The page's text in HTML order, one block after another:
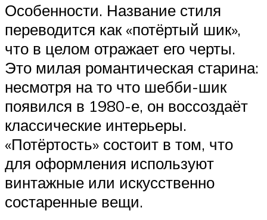
Особенности. Название стиля
переводится как «потёртый шик»,
что в целом отражает его черты.
Это милая романтическая старина:
несмотря на то что шебби-шик
появился в 1980-е, он воссоздаёт
классические интерьеры.
«Потёртость» состоит в том, что
для оформления используют
винтажные или искусственно
состаренные вещи.